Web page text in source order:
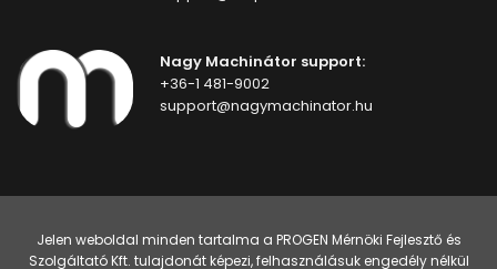
Nagy Machinátor support:
+36-1 481-9002
support@nagymachinator.hu
Jelen weboldal minden tartalma a PROGEN Mérnöki Fejlesztő és
Szolgáltató Kft. tulajdonát képezi, felhasználásuk engedély nélkül